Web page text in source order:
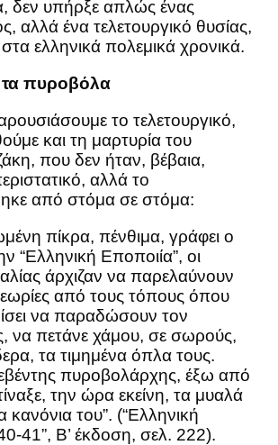
δεν υπήρξε απλώς ένας
αλλά ένα τελετουργικό θυσίας,
ελληνικά πολεμικά χρονικά.
τα πυροβόλα
το τελετουργικό,
και τη μαρτυρία του
που δεν ήταν, βέβαια,
αλλά το
από στόμα σε στόμα:
πίκρα, πένθιμα, γράφει ο
“Ελληνική Εποποιία”, οι
άρχιζαν να παρελαύνουν
από τους τόπους όπου
να παραδώσουν τον
να πετάνε χάμου, σε σωρούς,
τα τιμημένα όπλα τους.
πυροβολάρχης, έξω από
την ώρα εκείνη, τα μυαλά
του”. (“Ελληνική
41”, Β’ έκδοση, σελ. 222).